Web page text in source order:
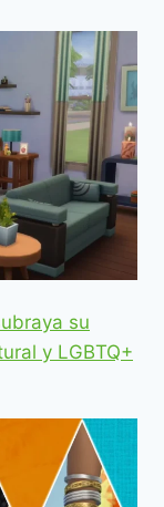
su
y LGBTQ+